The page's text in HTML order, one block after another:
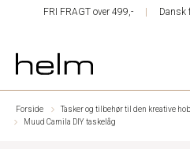
FRI FRAGT over 499,- Dansk
Forside Tasker og tilbehør til den kreative
Muud Camila DIY taskelåg